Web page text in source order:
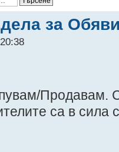
за
Продавам.
са в сила